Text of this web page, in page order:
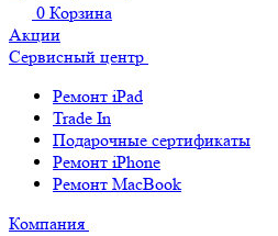
0 Корзина
Акции
Сервисный центр
Ремонт iPad
Trade In
Подарочные сертификаты
Ремонт iPhone
Ремонт MacBook
Компания